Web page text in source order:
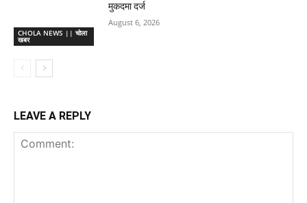
CHOLA NEWS || चोला
खबर
मुकदमा दर्ज
August 6, 2026
LEAVE A REPLY